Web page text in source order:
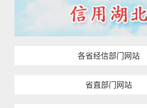
各省经信部门网站
省直部门网站